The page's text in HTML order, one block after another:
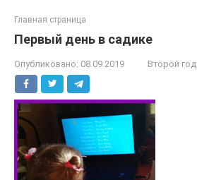
Главная страница
Первый день в садике
Опубликовано: 08.09.2019 Второй год